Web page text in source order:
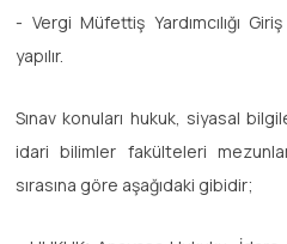
- Vergi Müfettiş Yardımcılığı
yapılır.
Sınav konuları hukuk, siyasal
idari bilimler fakülteleri
sırasına göre aşağıdaki gibidir;